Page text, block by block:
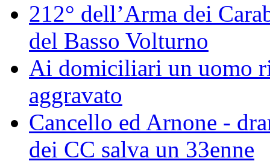
212° dell’Arma dei
del Basso Volturno
Ai domiciliari un uomo
aggravato
Cancello ed Arnone -
dei CC salva un 33enne